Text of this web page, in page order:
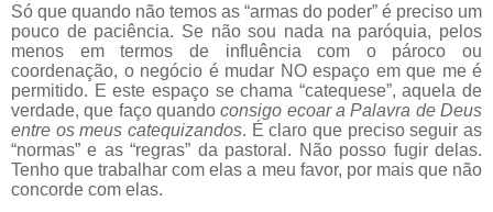
Só que quando não temos as “armas do poder” é preciso um
pouco de paciência. Se não sou nada na paróquia, pelos
menos em termos de influência com o pároco ou
coordenação, o negócio é mudar NO espaço em que me é
permitido. E este espaço se chama “catequese”, aquela de
verdade, que faço quandoconsigo ecoar a Palavra de Deus
entre os meus catequizandos. É claro que preciso seguir as
“normas” e as “regras” da pastoral. Não posso fugir delas.
Tenho que trabalhar com elas a meu favor, por mais que não
concorde com elas.